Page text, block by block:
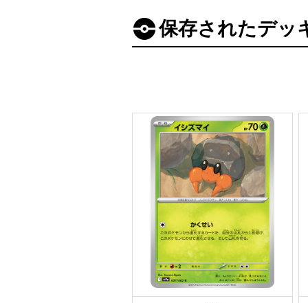
保存されたデッ